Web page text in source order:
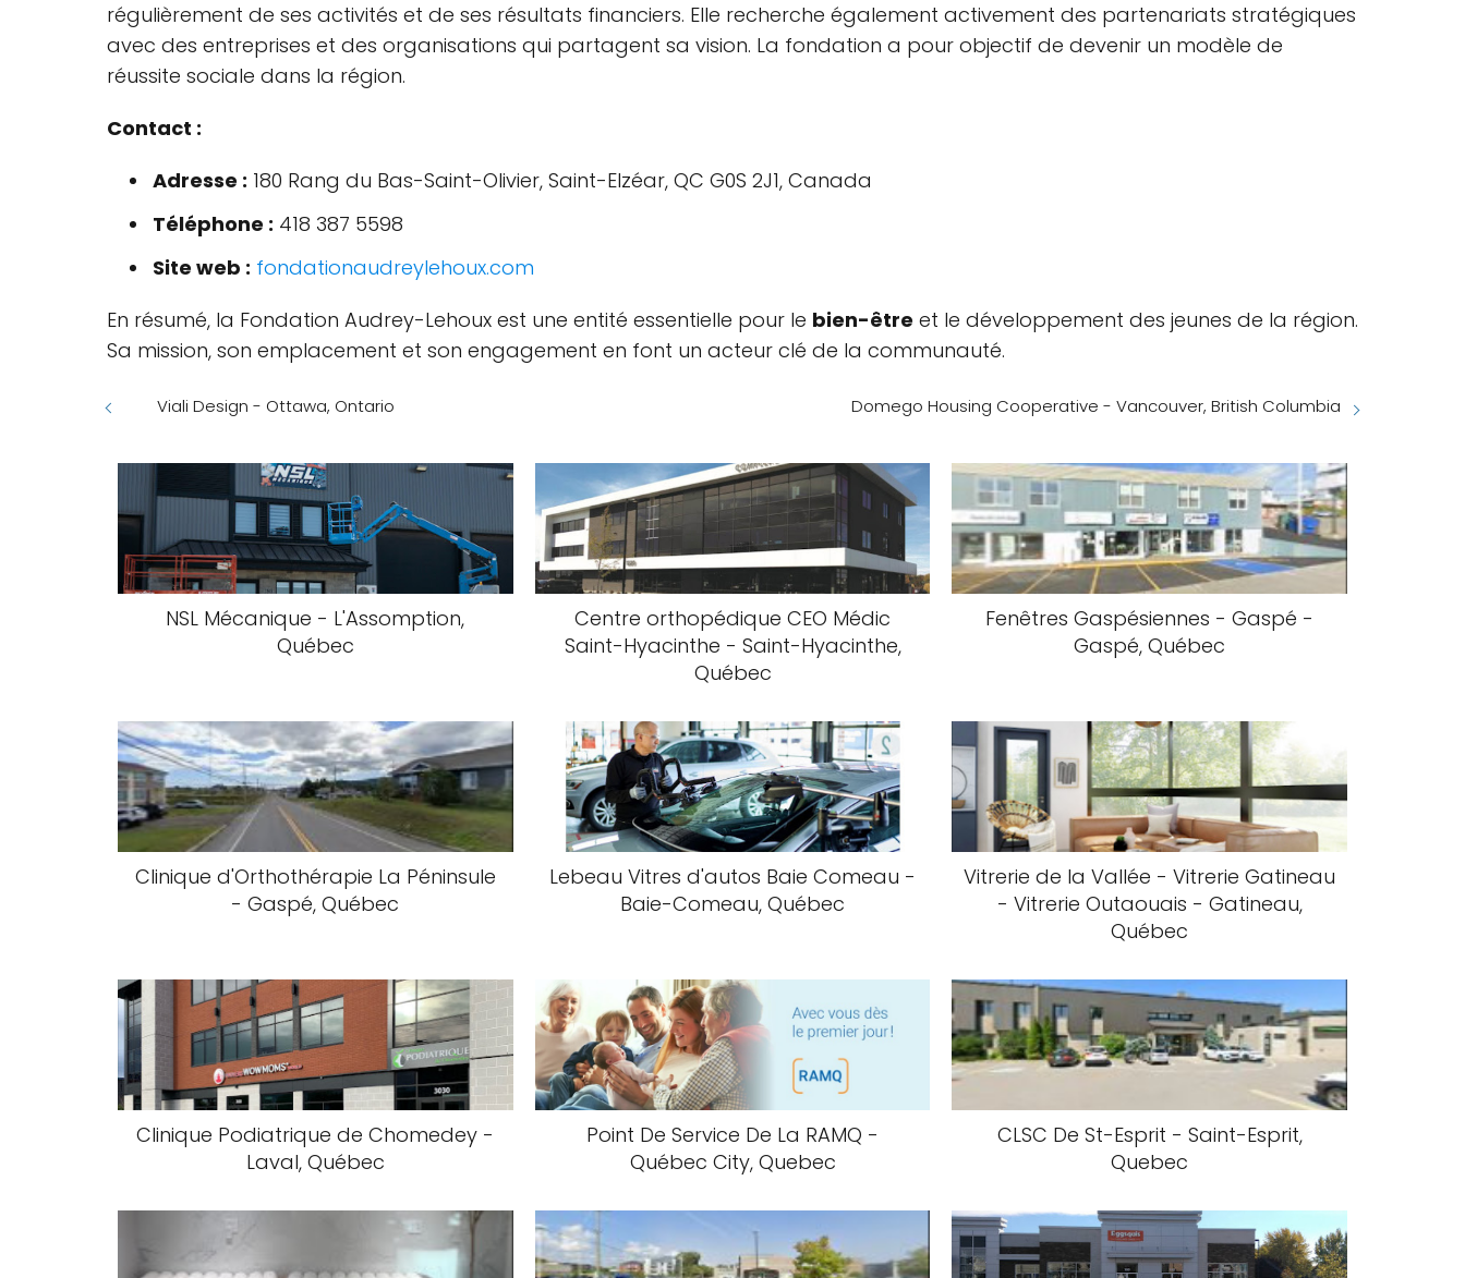
régulièrement de ses activités et de ses résultats financiers. Elle recherche également activement des partenariats stratégiques
avec des entreprises et des organisations qui partagent sa vision. La fondation a pour objectif de devenir un modèle de
réussite sociale dans la région.
Contact :
Adresse : 180 Rang du Bas-Saint-Olivier, Saint-Elzéar, QC G0S 2J1, Canada
Téléphone : 418 387 5598
Site web : fondationaudreylehoux.com
En résumé, la Fondation Audrey-Lehoux est une entité essentielle pour le bien-être et le développement des jeunes de la région.
Sa mission, son emplacement et son engagement en font un acteur clé de la communauté.
Viali Design - Ottawa, Ontario Domego Housing Cooperative - Vancouver, British Columbia
NSL Mécanique - L'Assomption,
Québec
Centre orthopédique CEO Médic
Saint-Hyacinthe - Saint-Hyacinthe,
Québec
Fenêtres Gaspésiennes - Gaspé -
Gaspé, Québec
Clinique d'Orthothérapie La Péninsule
- Gaspé, Québec
Lebeau Vitres d'autos Baie Comeau -
Baie-Comeau, Québec
Vitrerie de la Vallée - Vitrerie Gatineau
- Vitrerie Outaouais - Gatineau,
Québec
Clinique Podiatrique de Chomedey -
Laval, Québec
Point De Service De La RAMQ -
Québec City, Quebec
CLSC De St-Esprit - Saint-Esprit,
Quebec